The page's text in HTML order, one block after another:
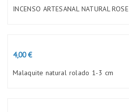
INCENSO ARTESANAL NATURAL ROSE
Preço
4,00 €
Malaquite natural rolado 1-3 cm